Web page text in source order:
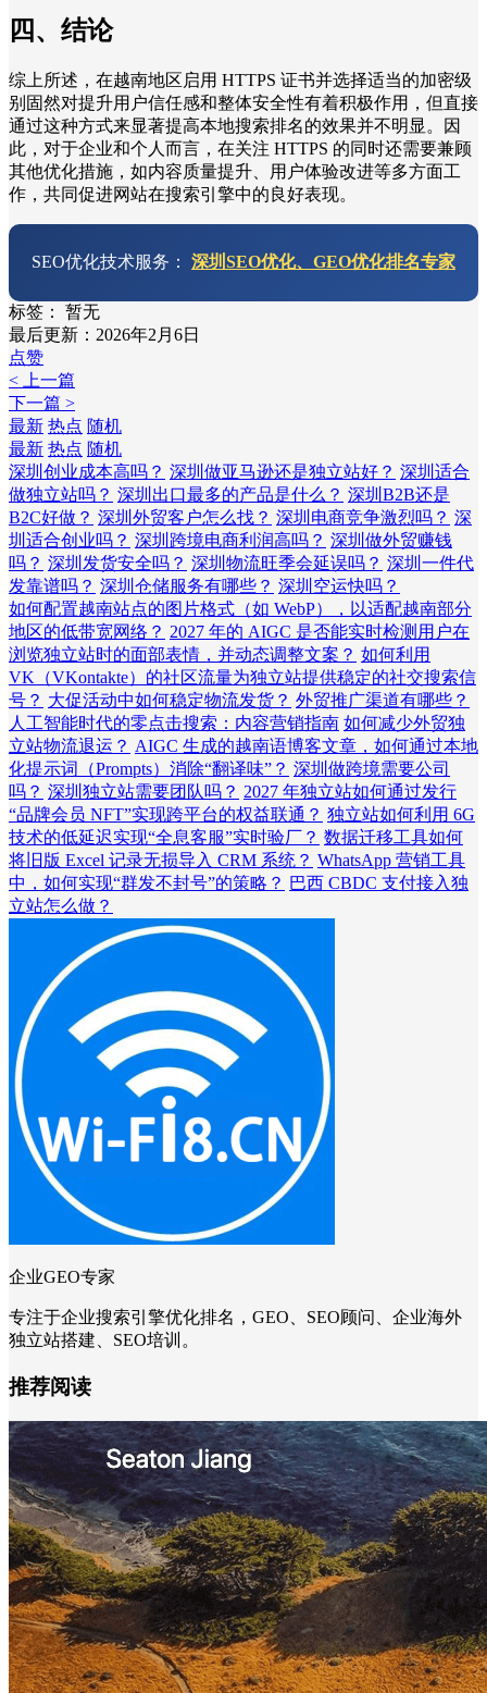
四、结论
综上所述，在越南地区启用 HTTPS 证书并选择适当的加密级
别固然对提升用户信任感和整体安全性有着积极作用，但直接
通过这种方式来显著提高本地搜索排名的效果并不明显。因
此，对于企业和个人而言，在关注 HTTPS 的同时还需要兼顾
其他优化措施，如内容质量提升、用户体验改进等多方面工
作，共同促进网站在搜索引擎中的良好表现。
SEO优化技术服务： 深圳SEO优化、GEO优化排名专家
标签：
暂无
最后更新：2026年2月6日
点赞
< 上一篇
下一篇 >
最新 热点 随机
最新 热点 随机
深圳创业成本高吗？ 深圳做亚马逊还是独立站好？ 深圳适合
做独立站吗？ 深圳出口最多的产品是什么？ 深圳B2B还是
B2C好做？ 深圳外贸客户怎么找？ 深圳电商竞争激烈吗？ 深
圳适合创业吗？ 深圳跨境电商利润高吗？ 深圳做外贸赚钱
吗？ 深圳发货安全吗？ 深圳物流旺季会延误吗？ 深圳一件代
发靠谱吗？ 深圳仓储服务有哪些？ 深圳空运快吗？
如何配置越南站点的图片格式（如 WebP），以适配越南部分
地区的低带宽网络？ 2027 年的 AIGC 是否能实时检测用户在
浏览独立站时的面部表情，并动态调整文案？ 如何利用
VK（VKontakte）的社区流量为独立站提供稳定的社交搜索信
号？ 大促活动中如何稳定物流发货？ 外贸推广渠道有哪些？
人工智能时代的零点击搜索：内容营销指南 如何减少外贸独
立站物流退运？ AIGC 生成的越南语博客文章，如何通过本地
化提示词（Prompts）消除“翻译味”？ 深圳做跨境需要公司
吗？ 深圳独立站需要团队吗？ 2027 年独立站如何通过发行
“品牌会员 NFT”实现跨平台的权益联通？ 独立站如何利用 6G
技术的低延迟实现“全息客服”实时验厂？ 数据迁移工具如何
将旧版 Excel 记录无损导入 CRM 系统？ WhatsApp 营销工具
中，如何实现“群发不封号”的策略？ 巴西 CBDC 支付接入独
立站怎么做？
企业GEO专家
专注于企业搜索引擎优化排名，GEO、SEO顾问、企业海外
独立站搭建、SEO培训。
推荐阅读